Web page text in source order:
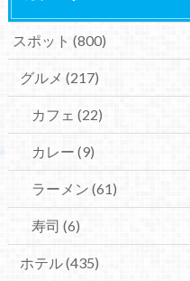
スポット (800)
グルメ (217)
カフェ (22)
カレー (9)
ラーメン (61)
寿司 (6)
ホテル(435)